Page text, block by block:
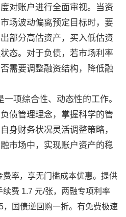
对账户进行全面审视。当资
场波动偏离预定目标时，要
部分高估资产，买入低估资
态。对于负债，若市场利率
需要调整融资结构，降低融
项综合性、动态性的工作。
债管理理念，掌握科学的管
身财务状况灵活调整策略，
市场中，实现账户资产的稳
率，享无门槛成本优惠。提供
费 1.7 元/张，两融专项利率
，国债逆回购一折。有免费极速